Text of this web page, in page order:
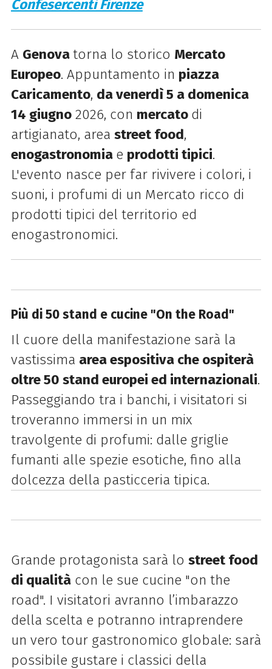
Confesercenti Firenze
A Genovatorna lo storico Mercato
Europeo. Appuntamento in piazza
Caricamento, da venerdì 5 a domenica
14 giugno2026, con mercato di
artigianato, area street food,
enogastronomia e prodotti tipici.
L'evento nasce per far rivivere i colori, i
suoni, i profumi di un Mercato ricco di
prodotti tipici del territorio ed
enogastronomici.
Più di 50 stand e cucine "On the Road"
Il cuore della manifestazione sarà la
vastissima area espositiva che ospiterà
oltre 50 stand europei ed internazionali.
Passeggiando tra i banchi, i visitatori si
troveranno immersi in un mix
travolgente di profumi: dalle griglie
fumanti alle spezie esotiche, fino alla
dolcezza della pasticceria tipica.
Grande protagonista sarà lo street food
di qualitàcon le sue cucine "on the
road". I visitatori avranno l’imbarazzo
della scelta e potranno intraprendere
un vero tour gastronomico globale: sarà
possibile gustare i classici della